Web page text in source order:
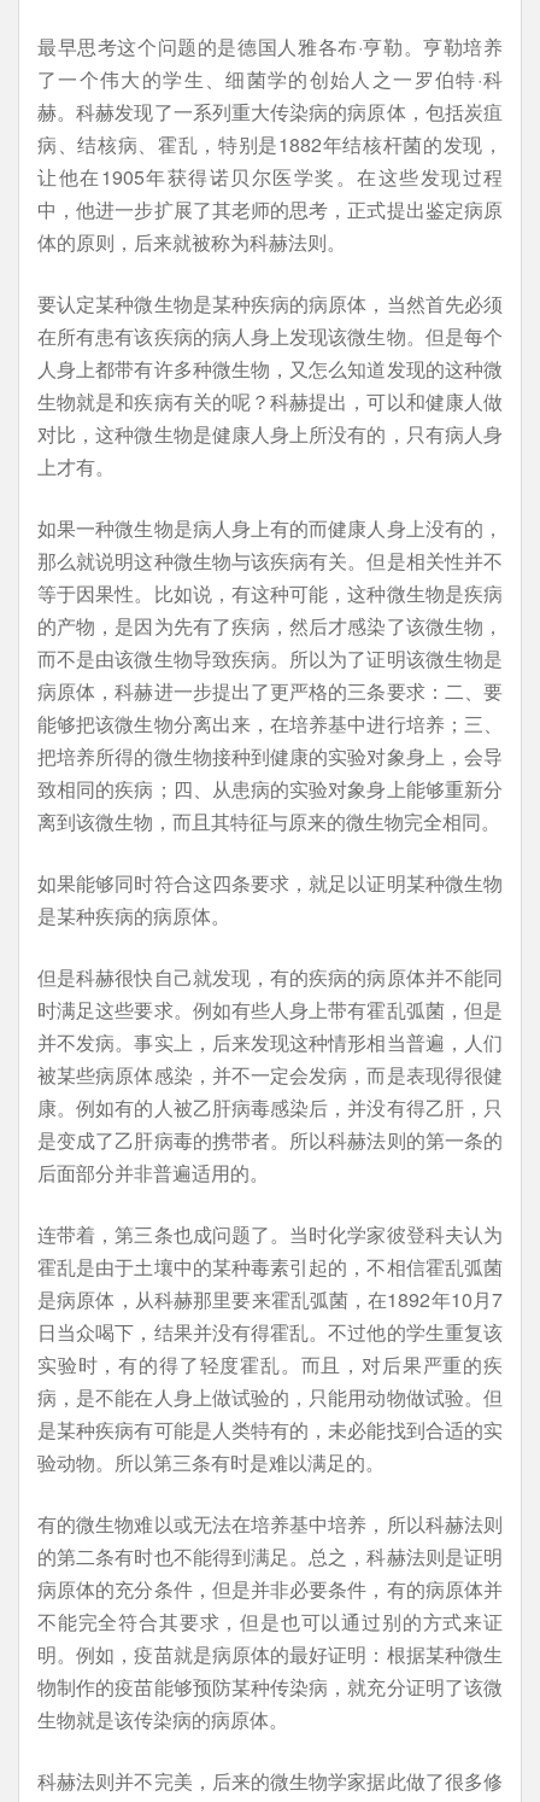
最早思考这个问题的是德国人雅各布·亨勒。亨勒培养
了一个伟大的学生、细菌学的创始人之一罗伯特·科
赫。科赫发现了一系列重大传染病的病原体，包括炭疽
病、结核病、霍乱，特别是1882年结核杆菌的发现，
让他在1905年获得诺贝尔医学奖。在这些发现过程
中，他进一步扩展了其老师的思考，正式提出鉴定病原
体的原则，后来就被称为科赫法则。
要认定某种微生物是某种疾病的病原体，当然首先必须
在所有患有该疾病的病人身上发现该微生物。但是每个
人身上都带有许多种微生物，又怎么知道发现的这种微
生物就是和疾病有关的呢？科赫提出，可以和健康人做
对比，这种微生物是健康人身上所没有的，只有病人身
上才有。
如果一种微生物是病人身上有的而健康人身上没有的，
那么就说明这种微生物与该疾病有关。但是相关性并不
等于因果性。比如说，有这种可能，这种微生物是疾病
的产物，是因为先有了疾病，然后才感染了该微生物，
而不是由该微生物导致疾病。所以为了证明该微生物是
病原体，科赫进一步提出了更严格的三条要求：二、要
能够把该微生物分离出来，在培养基中进行培养；三、
把培养所得的微生物接种到健康的实验对象身上，会导
致相同的疾病；四、从患病的实验对象身上能够重新分
离到该微生物，而且其特征与原来的微生物完全相同。
如果能够同时符合这四条要求，就足以证明某种微生物
是某种疾病的病原体。
但是科赫很快自己就发现，有的疾病的病原体并不能同
时满足这些要求。例如有些人身上带有霍乱弧菌，但是
并不发病。事实上，后来发现这种情形相当普遍，人们
被某些病原体感染，并不一定会发病，而是表现得很健
康。例如有的人被乙肝病毒感染后，并没有得乙肝，只
是变成了乙肝病毒的携带者。所以科赫法则的第一条的
后面部分并非普遍适用的。
连带着，第三条也成问题了。当时化学家彼登科夫认为
霍乱是由于土壤中的某种毒素引起的，不相信霍乱弧菌
是病原体，从科赫那里要来霍乱弧菌，在1892年10月7
日当众喝下，结果并没有得霍乱。不过他的学生重复该
实验时，有的得了轻度霍乱。而且，对后果严重的疾
病，是不能在人身上做试验的，只能用动物做试验。但
是某种疾病有可能是人类特有的，未必能找到合适的实
验动物。所以第三条有时是难以满足的。
有的微生物难以或无法在培养基中培养，所以科赫法则
的第二条有时也不能得到满足。总之，科赫法则是证明
病原体的充分条件，但是并非必要条件，有的病原体并
不能完全符合其要求，但是也可以通过别的方式来证
明。例如，疫苗就是病原体的最好证明：根据某种微生
物制作的疫苗能够预防某种传染病，就充分证明了该微
生物就是该传染病的病原体。
科赫法则并不完美，后来的微生物学家据此做了很多修